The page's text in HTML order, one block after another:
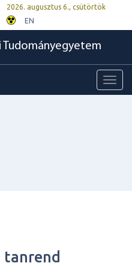
2026. augusztus 6., csütörtök
EN
Tudományegyetem
tanrend